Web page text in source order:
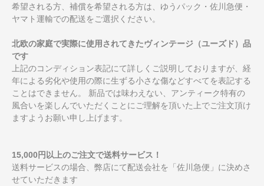
希望される方、補償を希望される方は、ゆうパック・佐川急便・
ヤマト運輸での配送をご選択ください。
北欧の家庭で実際に使用されてきたヴィンテージ（ユーズド）品
です
上記のコンディション表記にて詳しくご説明しておりますが、経
年による劣化や使用の際に生ずる小さな傷などすべてを表記する
ことはできません。 新品では味わえない、アンティーク特有の
風合いを楽しんでいただくことにご理解を頂いた上でご注文頂け
ますようお願い申し上げます。
15,000円以上のご注文で送料サービス！
送料サービスの場合、弊店にて配送会社を「佐川急便」に決めさ
せていただきます